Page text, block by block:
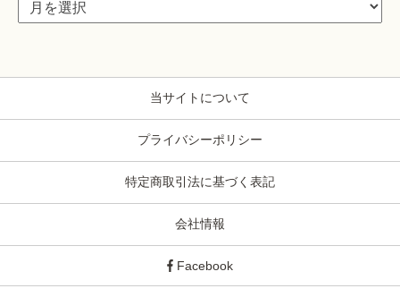
当サイトについて
プライバシーポリシー
特定商取引法に基づく表記
会社情報
Facebook